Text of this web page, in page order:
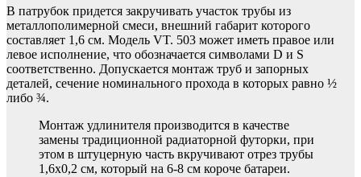
В патрубок придется закручивать участок трубы из
металлополимерной смеси, внешний габарит которого
составляет 1,6 см. Модель VT. 503 может иметь правое или
левое исполнение, что обозначается символами D и S
соответственно. Допускается монтаж труб и запорных
деталей, сечение номинального прохода в которых равно ½
либо ¾.
Монтаж удлинителя производится в качестве
замены традиционной радиаторной футорки, при
этом в штуцерную часть вкручивают отрез трубы
1,6х0,2 см, который на 6-8 см короче батареи.